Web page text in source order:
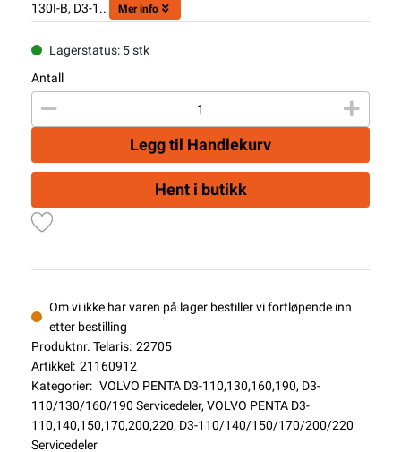
130I-B, D3-1..
Mer info
Lagerstatus: 5 stk
Antall
Legg til Handlekurv
Hent i butikk
Om vi ikke har varen på lager bestiller vi fortløpende inn
etter bestilling
Produktnr. Telaris: 22705
Artikkel: 21160912
Kategorier: VOLVO PENTA D3-110,130,160,190, D3-
110/130/160/190 Servicedeler, VOLVO PENTA D3-
110,140,150,170,200,220, D3-110/140/150/170/200/220
Servicedeler